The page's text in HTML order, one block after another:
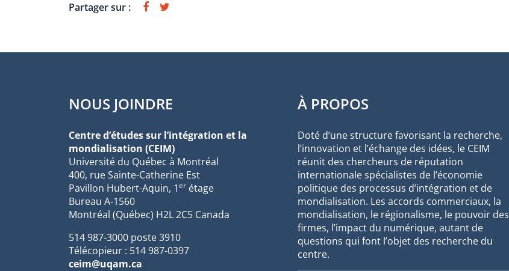
Partager sur :
NOUS JOINDRE
Centre d’études sur l’intégration et la
mondialisation (CEIM)
Université du Québec à Montréal
400, rue Sainte-Catherine Est
Pavillon Hubert-Aquin, 1er étage
Bureau A-1560
Montréal (Québec) H2L 2C5 Canada
514 987-3000 poste 3910
Télécopieur : 514 987-0397
ceim@uqam.ca
À PROPOS
Doté d’une structure favorisant la recherche,
l’innovation et l’échange des idées, le CEIM
réunit des chercheurs de réputation
internationale spécialistes de l’économie
politique des processus d’intégration et de
mondialisation. Les accords commerciaux, la
mondialisation, le régionalisme, le pouvoir des
firmes, l’impact du numérique, autant de
questions qui font l’objet des recherche du
centre.